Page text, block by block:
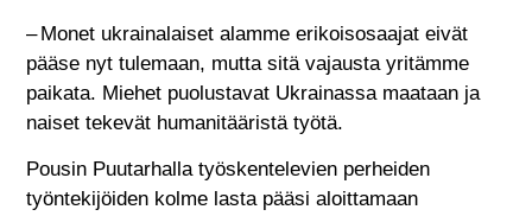
– Monet ukrainalaiset alamme erikoisosaajat eivät
pääse nyt tulemaan, mutta sitä vajausta yritämme
paikata. Miehet puolustavat Ukrainassa maataan ja
naiset tekevät humanitääristä työtä.
Pousin Puutarhalla työskentelevien perheiden
työntekijöiden kolme lasta pääsi aloittamaan